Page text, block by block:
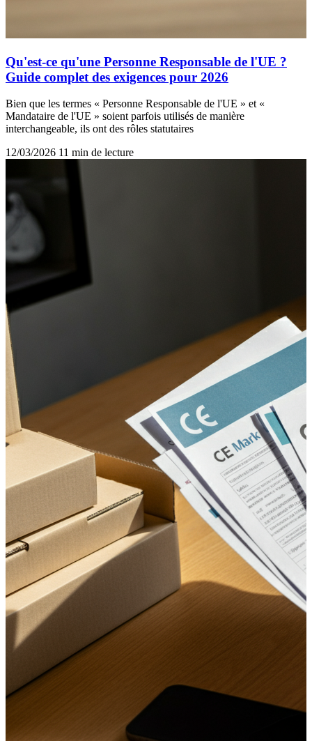
Qu'est-ce qu'une Personne Responsable de l'UE ?
Guide complet des exigences pour 2026
Bien que les termes « Personne Responsable de l'UE » et «
Mandataire de l'UE » soient parfois utilisés de manière
interchangeable, ils ont des rôles statutaires
12/03/2026 11 min de lecture